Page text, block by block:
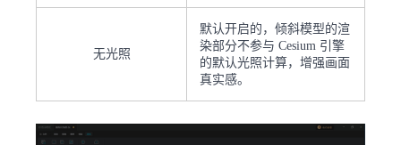
无光照
默认开启的，倾斜模型的渲
染部分不参与 Cesium 引擎
的默认光照计算，增强画面
真实感。